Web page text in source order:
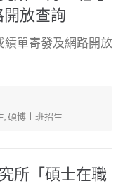
放查詢
績單寄發及網路開放
,碩博士班招生
所「碩士在職